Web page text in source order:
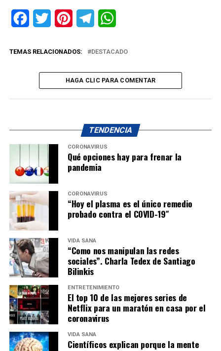
FacebookTwitter PinterestTelegram
TEMAS RELACIONADOS: DESTACADO
HAGA CLIC PARA COMENTAR
TENDENCIA
CORONAVIRUS
Qué opciones hay para frenar la
pandemia
CORONAVIRUS
“Hoy el plasma es el único remedio
probado contra el COVID-19″
VIDA SANA
“Como nos manipulan las redes
sociales”. Charla Tedex de Santiago
Bilinkis
ENTRETENIMIENTO
El top 10 de las mejores series de
Netflix para un maratón en casa por el
coronavirus
VIDA SANA
Científicos explican porque la mente